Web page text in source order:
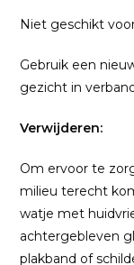
Niet geschikt
Gebruik een
gezicht in
Verwijderen:
Om ervoor te
milieu terecht
watje met
achtergebleven
plakband of